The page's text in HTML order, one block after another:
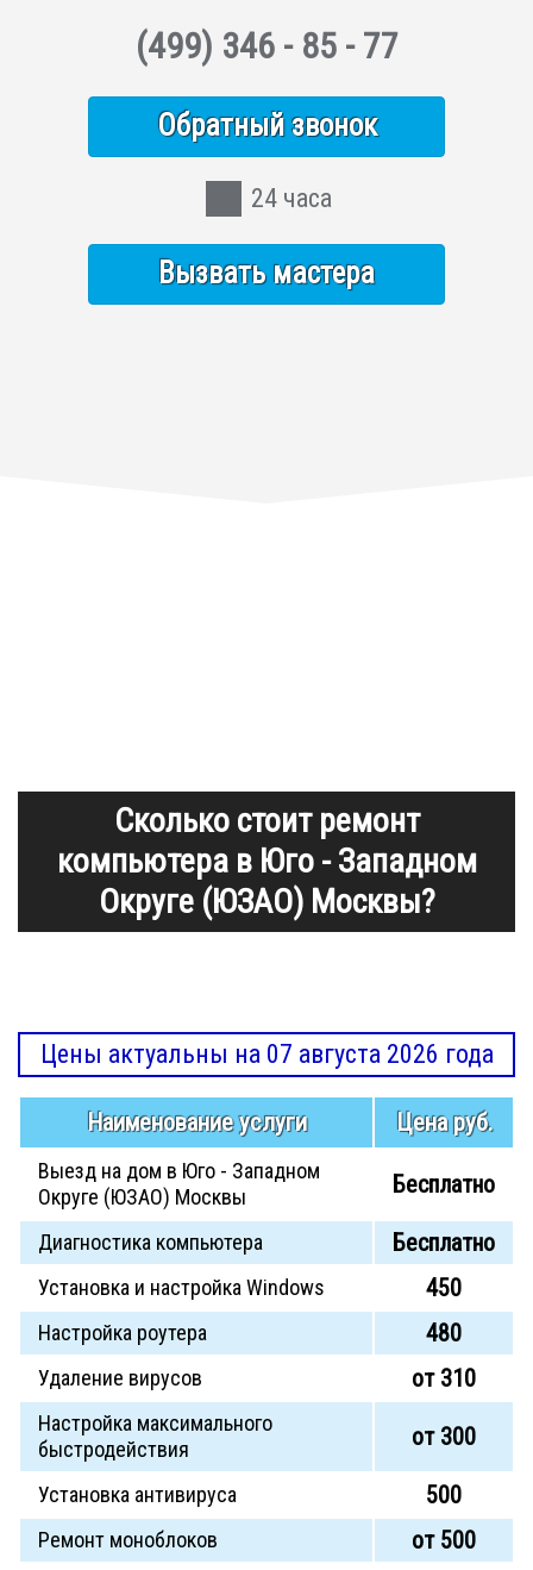
(499) 346 - 85 - 77
Обратный звонок
24 часа
Вызвать мастера
Сколько стоит ремонт
компьютера в Юго - Западном
Округе (ЮЗАО) Москвы?
Цены актуальны на 07 августа 2026 года
Наименование услуги Цена руб.
Выезд на дом в Юго - Западном
Округе (ЮЗАО) Москвы
Бесплатно
Диагностика компьютера Бесплатно
Установка и настройка Windows 450
Настройка роутера 480
Удаление вирусов от 310
Настройка максимального
быстродействия
от 300
Установка антивируса 500
Ремонт моноблоков от 500